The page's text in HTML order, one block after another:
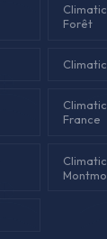
Forêt
France